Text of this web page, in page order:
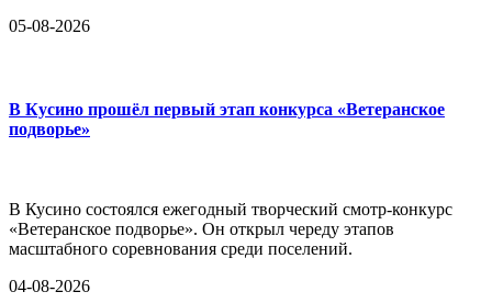
05-08-2026
В Кусино прошёл первый этап конкурса «Ветеранское
подворье»
В Кусино состоялся ежегодный творческий смотр-конкурс
«Ветеранское подворье». Он открыл череду этапов
масштабного соревнования среди поселений.
04-08-2026